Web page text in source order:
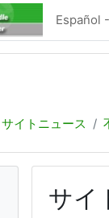
Español
サイトニュース
サイ